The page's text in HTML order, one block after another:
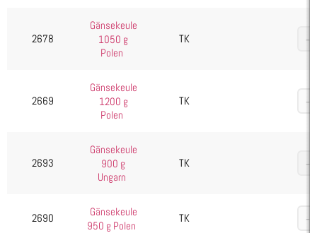
Wildschwein
Kuchen & Desserts
Seafood, Fisch & Meeresfrüchte
Wurst & Schinken
2678
Gänsekeule
1050 g
Polen
TK
2669
Gänsekeule
1200 g
Polen
TK
2693
Gänsekeule
900 g
Ungarn
TK
2690
Gänsekeule
950 g Polen
TK